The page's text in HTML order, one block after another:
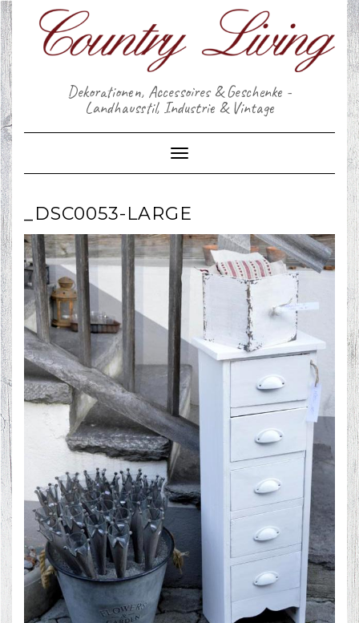
Skip
to
content
Dekorationen, Accessoires & Geschenke -
Landhausstil, Industrie & Vintage
Toggle Navigation
_DSC0053-LARGE